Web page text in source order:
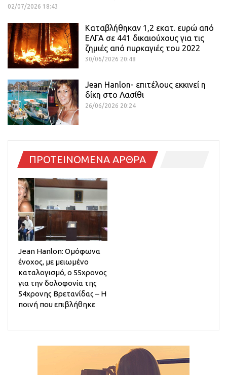
02/07/2026 18:43
Καταβλήθηκαν 1,2 εκατ. ευρώ από
ΕΛΓΑ σε 441 δικαιούχους για τις
ζημιές από πυρκαγιές του 2022
30/06/2026 20:48
Jean Hanlon- επιτέλους εκκινεί η
δίκη στο Λασίθι
26/06/2026 20:24
ΠΡΟΤΕΙΝΟΜΕΝΑ ΑΡΘΡΑ
Jean Hanlon: Ομόφωνα
ένοχος, με μειωμένο
καταλογισμό, ο 55χρονος
για την δολοφονία της
54χρονης Βρετανίδας – Η
ποινή που επιβλήθηκε